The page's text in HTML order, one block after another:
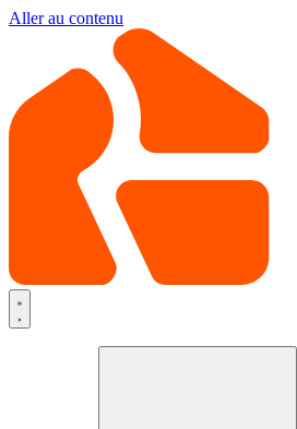
Aller au contenu